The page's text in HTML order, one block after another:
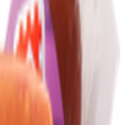
из мяса говядины второго
белковая добавка,